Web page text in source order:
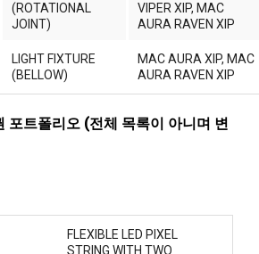
(ROTATIONAL
JOINT)
VIPER XIP, MAC
AURA RAVEN XIP
LIGHT FIXTURE
(BELLOW)
MAC AURA XIP, MAC
AURA RAVEN XIP
포트폴리오 (전체 목록이 아니며 변
FLEXIBLE LED PIXEL
STRING WITH TWO